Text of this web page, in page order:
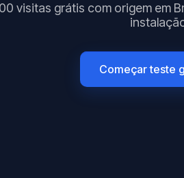
visitas grátis com origem em
Começar teste